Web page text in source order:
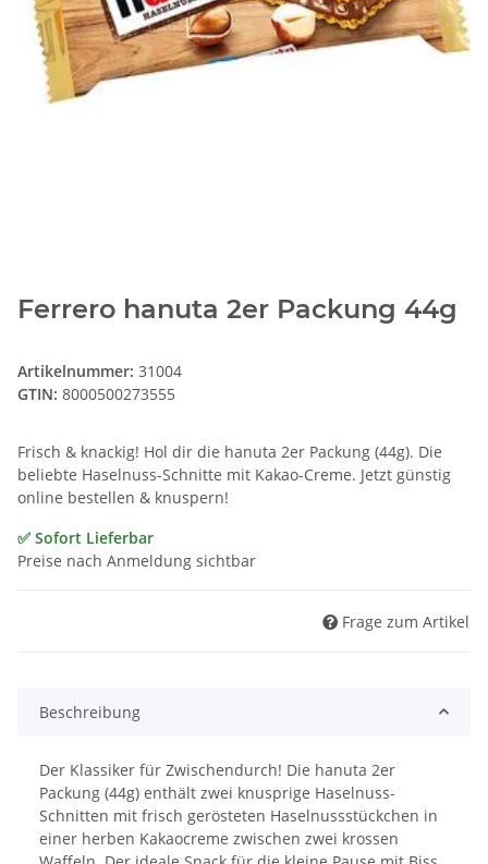
Ferrero hanuta 2er Packung 44g
Artikelnummer: 31004
GTIN: 8000500273555
Frisch & knackig! Hol dir die hanuta 2er Packung (44g). Die
beliebte Haselnuss-Schnitte mit Kakao-Creme. Jetzt günstig
online bestellen & knuspern!
✅ Sofort Lieferbar
Preise nach Anmeldung sichtbar
Frage zum Artikel
Beschreibung
Der Klassiker für Zwischendurch! Die hanuta 2er
Packung (44g) enthält zwei knusprige Haselnuss-
Schnitten mit frisch gerösteten Haselnussstückchen in
einer herben Kakaocreme zwischen zwei krossen